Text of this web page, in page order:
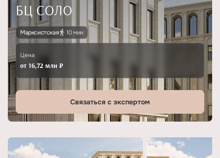
БЦ СОЛО
Марксистская 10 мин
Цена
от 16,72 млн ₽
Связаться с экспертом